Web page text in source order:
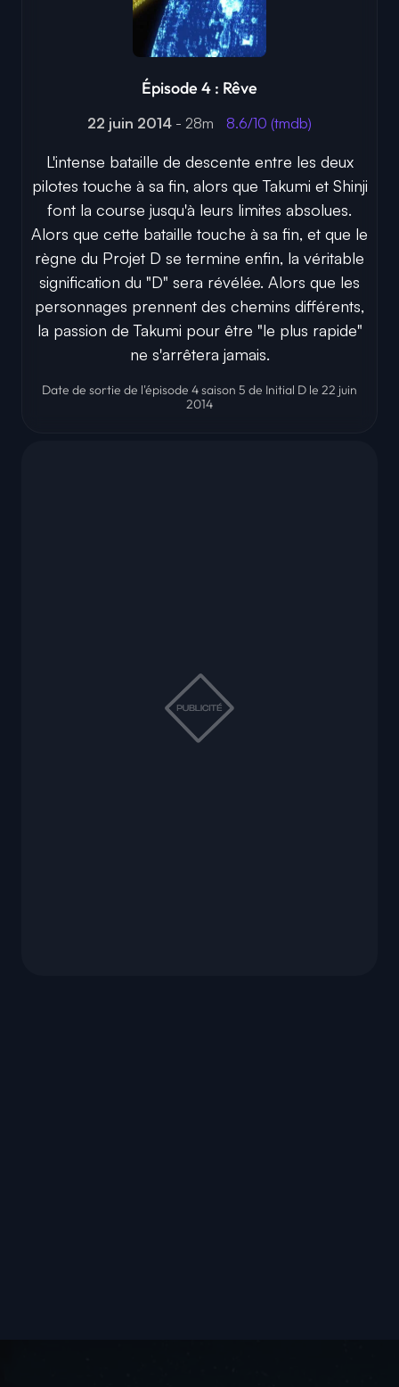
Épisode 4 : Rêve
22 juin 2014 - 28m 8.6/10 (tmdb)
L'intense bataille de descente entre les deux
pilotes touche à sa fin, alors que Takumi et Shinji
font la course jusqu'à leurs limites absolues.
Alors que cette bataille touche à sa fin, et que le
règne du Projet D se termine enfin, la véritable
signification du "D" sera révélée. Alors que les
personnages prennent des chemins différents,
la passion de Takumi pour être "le plus rapide"
ne s'arrêtera jamais.
Date de sortie de l'épisode 4 saison 5 de Initial D le 22 juin
2014